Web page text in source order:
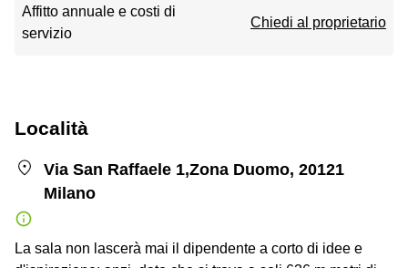
Affitto annuale e costi di
servizio
Chiedi al proprietario
Località
Via San Raffaele 1,Zona Duomo, 20121
Milano
La sala non lascerà mai il dipendente a corto di idee e